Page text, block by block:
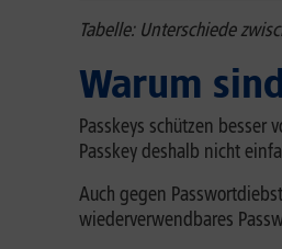
Tabelle: Unterschiede
Warum
Passkeys schützen besser
Passkey deshalb nicht
Auch gegen
wiederverwendbares